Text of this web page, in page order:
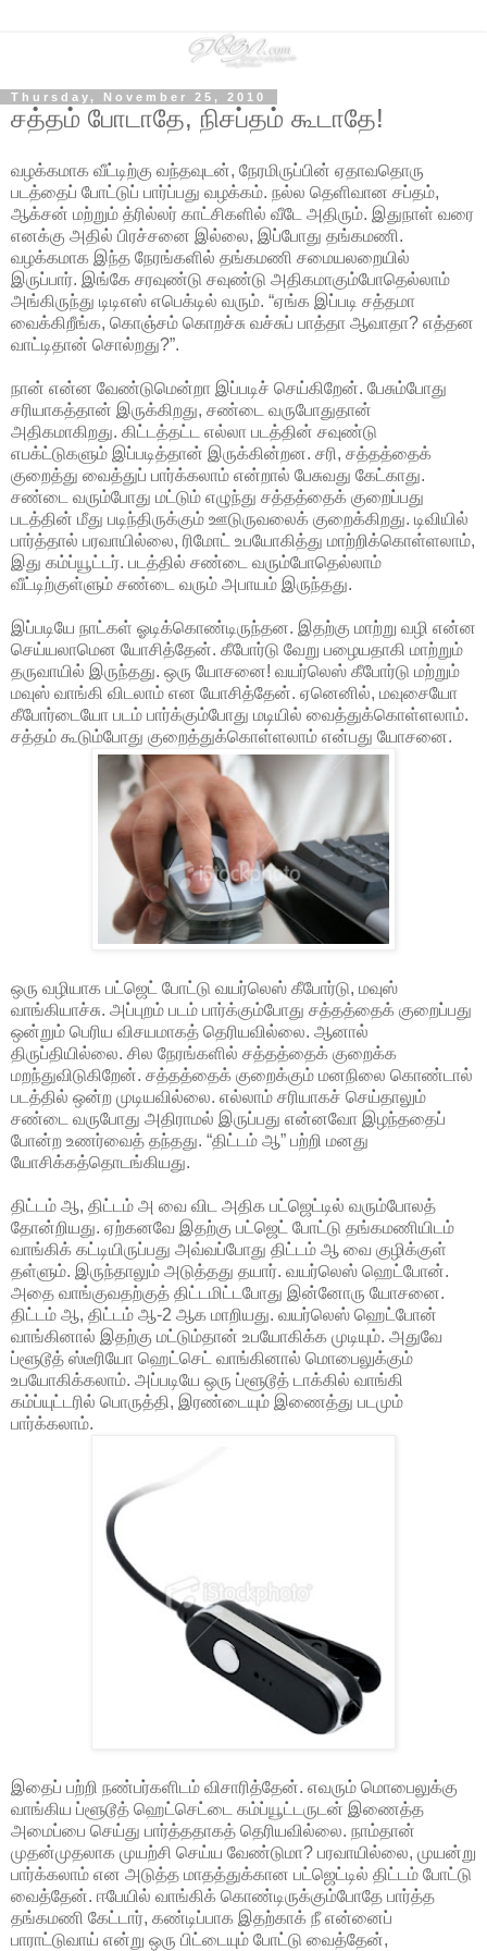
Thursday, November 25, 2010
சத்தம் போடாதே, நிசப்தம் கூடாதே!
வழக்கமாக வீட்டிற்கு வந்தவுடன், நேரமிருப்பின் ஏதாவதொரு
படத்தைப் போட்டுப் பார்ப்பது வழக்கம். நல்ல தெளிவான சப்தம்,
ஆக்சன் மற்றும் த்ரில்லர் காட்சிகளில் வீடே அதிரும். இதுநாள் வரை
எனக்கு அதில் பிரச்சனை இல்லை, இப்போது தங்கமணி.
வழக்கமாக இந்த நேரங்களில் தங்கமணி சமையலறையில்
இருப்பார். இங்கே சரவுண்டு சவுண்டு அதிகமாகும்போதெல்லாம்
அங்கிருந்து டிடிஎஸ் எபெக்டில் வரும். “ஏங்க இப்படி சத்தமா
வைக்கிறீங்க, கொஞ்சம் கொறச்சு வச்சுப் பாத்தா ஆவாதா? எத்தன
வாட்டிதான் சொல்றது?”.
நான் என்ன வேண்டுமென்றா இப்படிச் செய்கிறேன். பேசும்போது
சரியாகத்தான் இருக்கிறது, சண்டை வருபோதுதான்
அதிகமாகிறது. கிட்டத்தட்ட எல்லா படத்தின் சவுண்டு
எபக்ட்டுகளும் இப்படித்தான் இருக்கின்றன. சரி, சத்தத்தைக்
குறைத்து வைத்துப் பார்க்கலாம் என்றால் பேசுவது கேட்காது.
சண்டை வரும்போது மட்டும் எழுந்து சத்தத்தைக் குறைப்பது
படத்தின் மீது படிந்திருக்கும் ஊடுருவலைக் குறைக்கிறது. டிவியில்
பார்த்தால் பரவாயில்லை, ரிமோட் உபயோகித்து மாற்றிக்கொள்ளலாம்,
இது கம்ப்யூட்டர். படத்தில் சண்டை வரும்போதெல்லாம்
வீட்டிற்குள்ளும் சண்டை வரும் அபாயம் இருந்தது.
இப்படியே நாட்கள் ஓடிக்கொண்டிருந்தன. இதற்கு மாற்று வழி என்ன
செய்யலாமென யோசித்தேன். கீபோர்டு வேறு பழையதாகி மாற்றும்
தருவாயில் இருந்தது. ஒரு யோசனை! வயர்லெஸ் கீபோர்டு மற்றும்
மவுஸ் வாங்கி விடலாம் என யோசித்தேன். ஏனெனில், மவுசையோ
கீபோர்டையோ படம் பார்க்கும்போது மடியில் வைத்துக்கொள்ளலாம்.
சத்தம் கூடும்போது குறைத்துக்கொள்ளலாம் என்பது யோசனை.
ஒரு வழியாக பட்ஜெட் போட்டு வயர்லெஸ் கீபோர்டு, மவுஸ்
வாங்கியாச்சு. அப்புறம் படம் பார்க்கும்போது சத்தத்தைக் குறைப்பது
ஒன்றும் பெரிய விசயமாகத் தெரியவில்லை. ஆனால்
திருப்தியில்லை. சில நேரங்களில் சத்தத்தைக் குறைக்க
மறந்துவிடுகிறேன். சத்தத்தைக் குறைக்கும் மனநிலை கொண்டால்
படத்தில் ஒன்ற முடியவில்லை. எல்லாம் சரியாகச் செய்தாலும்
சண்டை வருபோது அதிராமல் இருப்பது என்னவோ இழந்ததைப்
போன்ற உணர்வைத் தந்தது. “திட்டம் ஆ” பற்றி மனது
யோசிக்கத்தொடங்கியது.
திட்டம் ஆ, திட்டம் அ வை விட அதிக பட்ஜெட்டில் வரும்போலத்
தோன்றியது. ஏற்கனவே இதற்கு பட்ஜெட் போட்டு தங்கமணியிடம்
வாங்கிக் கட்டியிருப்பது அவ்வப்போது திட்டம் ஆ வை குழிக்குள்
தள்ளும். இருந்தாலும் அடுத்தது தயார். வயர்லெஸ் ஹெட்போன்.
அதை வாங்குவதற்குத் திட்டமிட்டபோது இன்னோரு யோசனை.
திட்டம் ஆ, திட்டம் ஆ-2 ஆக மாறியது. வயர்லெஸ் ஹெட்போன்
வாங்கினால் இதற்கு மட்டும்தான் உபயோகிக்க முடியும். அதுவே
ப்ளூடூத் ஸ்டீரியோ ஹெட்செட் வாங்கினால் மொபைலுக்கும்
உபயோகிக்கலாம். அப்படியே ஒரு ப்ளூடூத் டாக்கில் வாங்கி
கம்ப்யுட்டரில் பொருத்தி, இரண்டையும் இணைத்து படமும்
பார்க்கலாம்.
இதைப் பற்றி நண்பர்களிடம் விசாரித்தேன். எவரும் மொபைலுக்கு
வாங்கிய ப்ளூடூத் ஹெட்செட்டை கம்ப்யூட்டருடன் இணைத்த
அமைப்பை செய்து பார்த்ததாகத் தெரியவில்லை. நாம்தான்
முதன்முதலாக முயற்சி செய்ய வேண்டுமா? பரவாயில்லை, முயன்று
பார்க்கலாம் என அடுத்த மாதத்துக்கான பட்ஜெட்டில் திட்டம் போட்டு
வைத்தேன். ஈபேயில் வாங்கிக் கொண்டிருக்கும்போதே பார்த்த
தங்கமணி கேட்டார், கண்டிப்பாக இதற்காக் நீ என்னைப்
பாராட்டுவாய் என்று ஒரு பிட்டையும் போட்டு வைத்தேன்,